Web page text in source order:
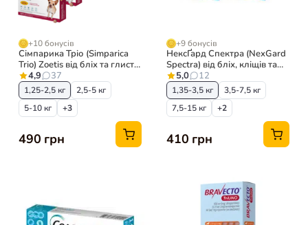
+10 бонусів
Сімпарика Тріо (Simparica
Trio) Zoetis від бліх та глистів
для собак, 1 таб
4,9 37
1,25-2,5 кг
2,5-5 кг
5-10 кг
+3
490 грн
+9 бонусів
НексҐард Спектра (NexGard
Spectra) від бліх, кліщів та
глистів для собак, 1 таб
5,0 12
1,35-3,5 кг
3,5-7,5 кг
7,5-15 кг
+2
410 грн